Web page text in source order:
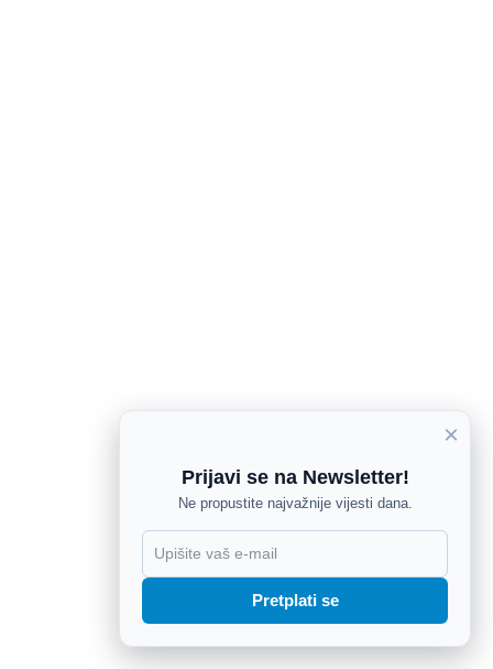
×
Prijavi se na Newsletter!
Ne propustite najvažnije vijesti dana.
Pretplati se